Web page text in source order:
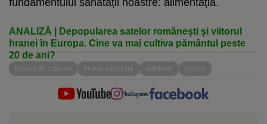
ANALIZĂ | Depopularea satelor românești și viitorul
hranei în Europa. Cine va mai cultiva pământul peste
20 de ani?
dioxid de carbon hrana viitorului nutrienti plante